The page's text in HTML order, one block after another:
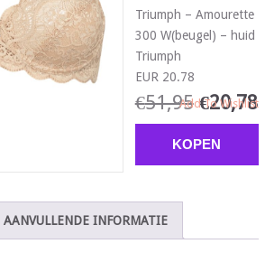
Triumph – Amourette
300 W(beugel) – huid
Triumph
EUR 20.78
€51,95 €20,78
KOPEN
Add To Wishlist
AANVULLENDE INFORMATIE